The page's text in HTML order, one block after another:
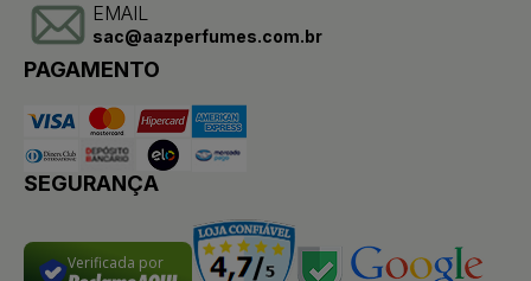
EMAIL
sac@aazperfumes.com.br
PAGAMENTO
SEGURANÇA
Verificada por